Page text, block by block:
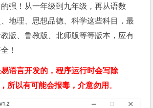
强！从一年级到九年级，再从语数
地理、思想品德、科学这些科目，最
版、鲁教版、北师版等等版本，应有
！
语言开发的，程序运行时会写除
所以有可能会报毒，介意勿用 。